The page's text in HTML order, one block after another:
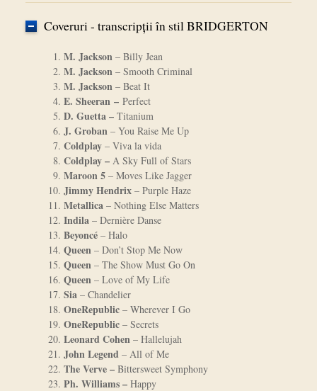
Coveruri - transcripții în stil BRIDGERTON
M. Jackson– Billy Jean
M. Jackson– Smooth Criminal
M. Jackson– Beat It
E. Sheeran – Perfect
D. Guetta – Titanium
J. Groban– You Raise Me Up
Coldplay– Viva la vida
Coldplay – A Sky Full of Stars
Maroon 5– Moves Like Jagger
Jimmy Hendrix– Purple Haze
Metallica– Nothing Else Matters
Indila– Dernière Danse
Beyoncé– Halo
Queen– Don’t Stop Me Now
Queen– The Show Must Go On
Queen– Love of My Life
Sia – Chandelier
OneRepublic– Wherever I Go
OneRepublic– Secrets
Leonard Cohen– Hallelujah
John Legend– All of Me
The Verve – Bittersweet Symphony
Ph. Williams – Happy